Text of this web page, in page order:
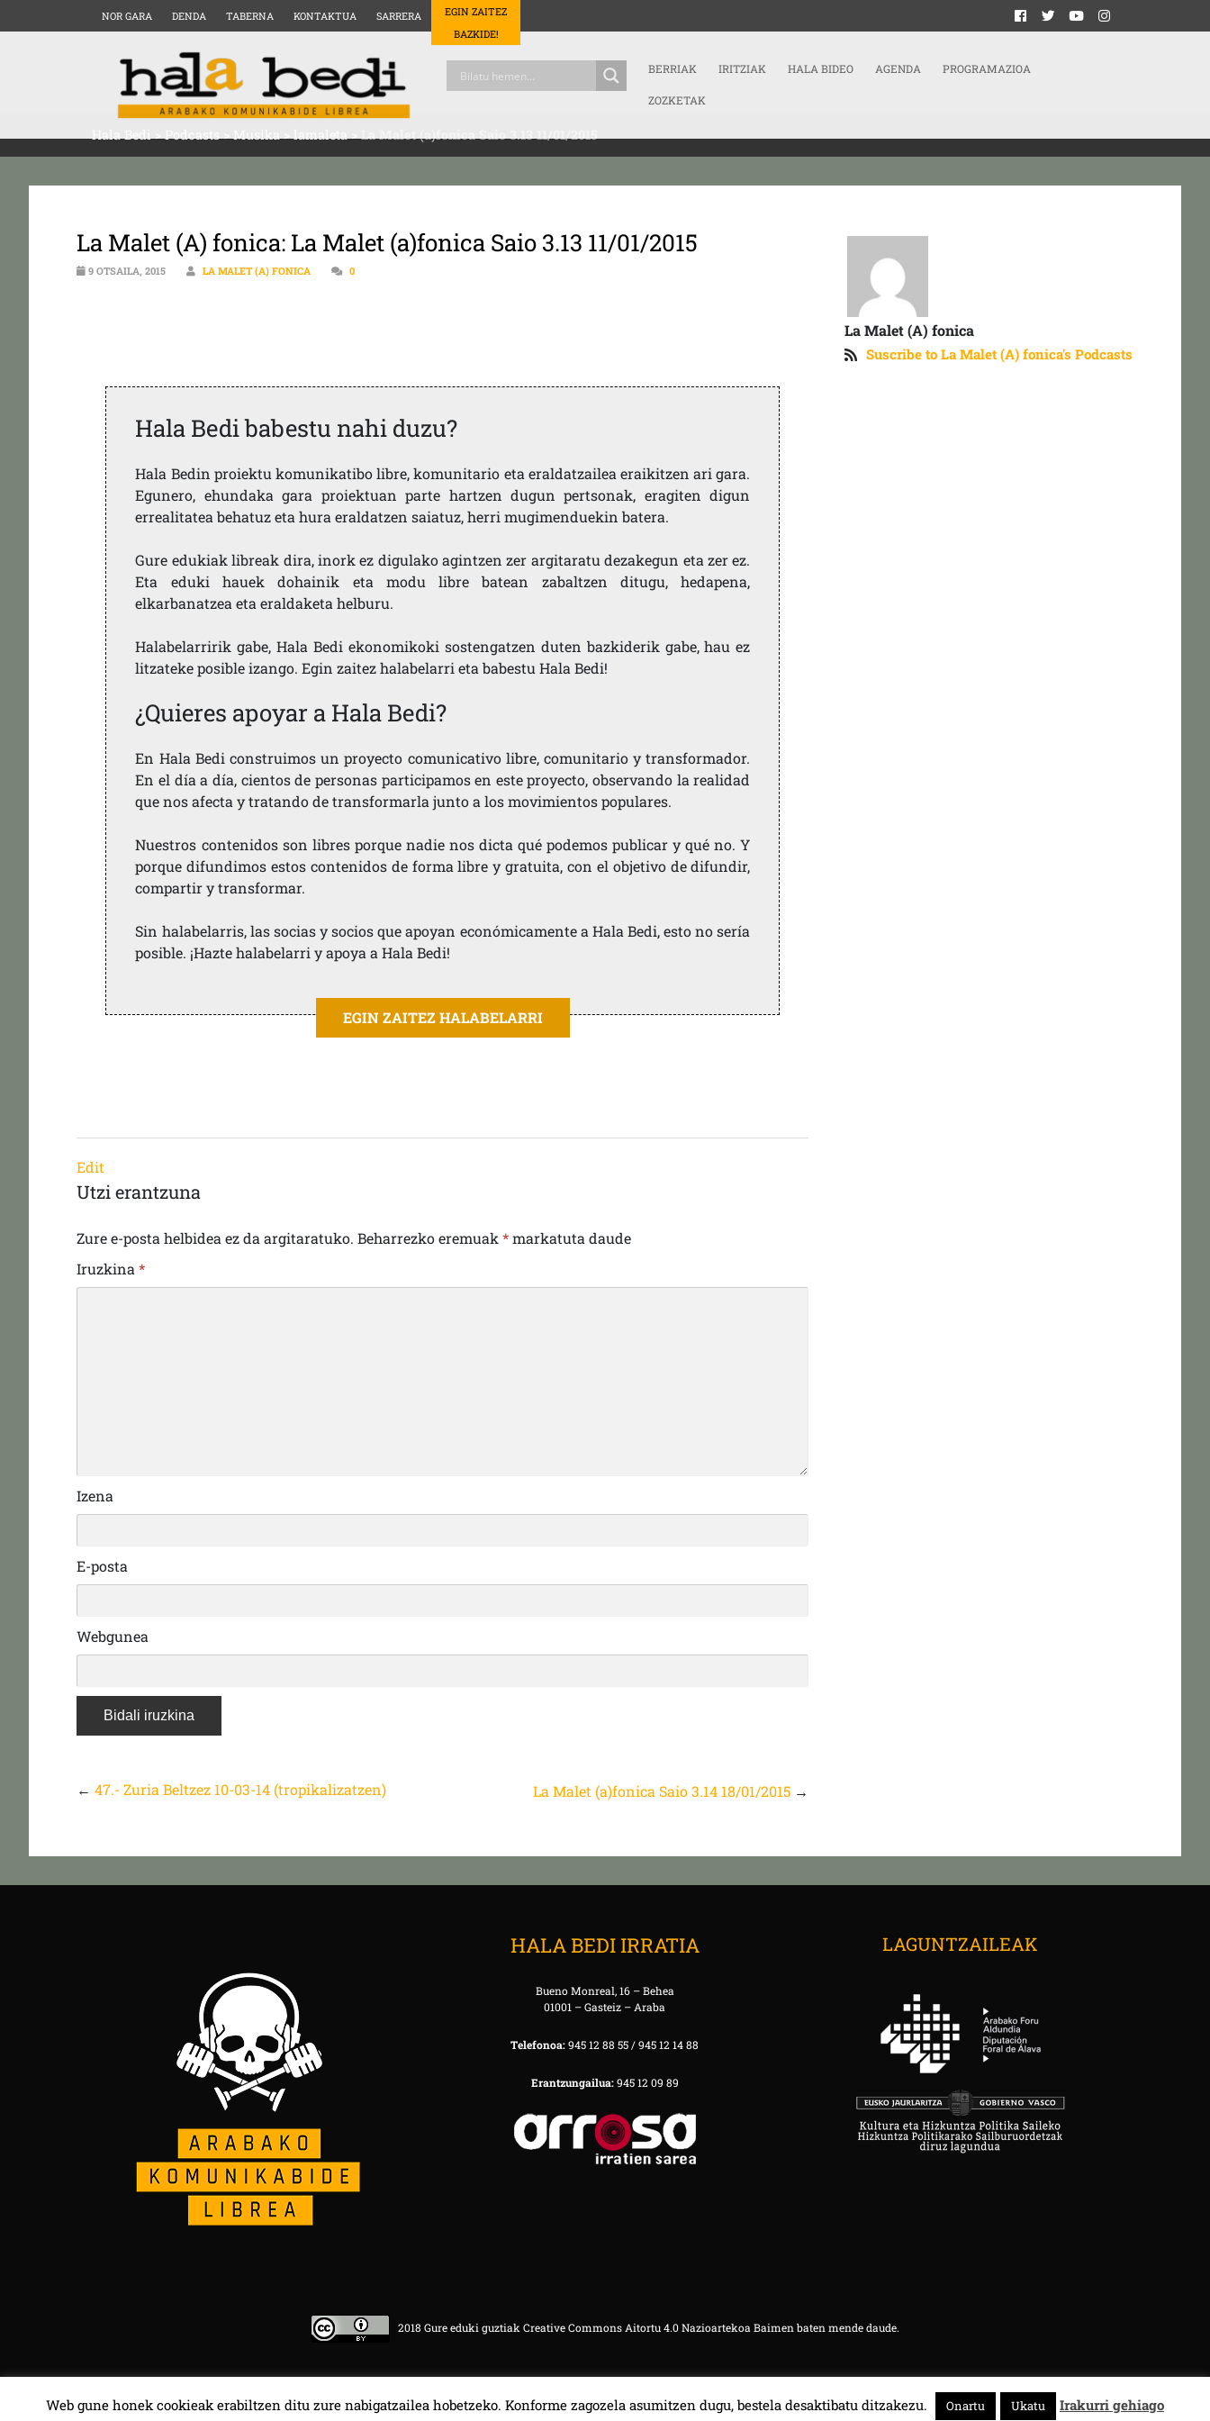
NOR GARA DENDA TABERNA KONTAKTUA SARRERA
EGIN ZAITEZ
BAZKIDE!
BERRIAK IRITZIAK HALA BIDEO AGENDA PROGRAMAZIOA
ZOZKETAK
Hala Bedi>Podcasts>Musika>lamaleta>La Malet (a)fonica Saio 3.13 11/01/2015
La Malet (A) fonica: La Malet (a)fonica Saio 3.13 11/01/2015
9 OTSAILA, 2015 LA MALET (A) FONICA 0
Hala Bedi babestu nahi duzu?
Hala Bedin proiektu komunikatibo libre, komunitario eta eraldatzailea eraikitzen ari gara.
Egunero, ehundaka gara proiektuan parte hartzen dugun pertsonak, eragiten digun
errealitatea behatuz eta hura eraldatzen saiatuz, herri mugimenduekin batera.
Gure edukiak libreak dira, inork ez digulako agintzen zer argitaratu dezakegun eta zer ez.
Eta eduki hauek dohainik eta modu libre batean zabaltzen ditugu, hedapena,
elkarbanatzea eta eraldaketa helburu.
Halabelarririk gabe, Hala Bedi ekonomikoki sostengatzen duten bazkiderik gabe, hau ez
litzateke posible izango. Egin zaitez halabelarri eta babestu Hala Bedi!
¿Quieres apoyar a Hala Bedi?
En Hala Bedi construimos un proyecto comunicativo libre, comunitario y transformador.
En el día a día, cientos de personas participamos en este proyecto, observando la realidad
que nos afecta y tratando de transformarla junto a los movimientos populares.
Nuestros contenidos son libres porque nadie nos dicta qué podemos publicar y qué no. Y
porque difundimos estos contenidos de forma libre y gratuita, con el objetivo de difundir,
compartir y transformar.
Sin halabelarris, las socias y socios que apoyan económicamente a Hala Bedi, esto no sería
posible. ¡Hazte halabelarri y apoya a Hala Bedi!
EGIN ZAITEZ HALABELARRI
Edit
Utzi erantzuna
Zure e-posta helbidea ez da argitaratuko. Beharrezko eremuak*markatuta daude
Iruzkina*
Izena
E-posta
Webgunea
←47.- Zuria Beltzez 10-03-14 (tropikalizatzen) La Malet (a)fonica Saio 3.14 18/01/2015 →
La Malet (A) fonica
Suscribe to La Malet (A) fonica's Podcasts
HALA BEDI IRRATIA
Bueno Monreal, 16 – Behea
01001 – Gasteiz – Araba
Telefonoa:945 12 88 55 / 945 12 14 88
Erantzungailua:945 12 09 89
LAGUNTZAILEAK
2018 Gure eduki guztiak Creative Commons Aitortu 4.0 Nazioartekoa Baimen baten mende daude.
HALA BEDI BAT 107.4 MHz. 00:00 00:00
Web gune honek cookieak erabiltzen ditu zure nabigatzailea hobetzeko. Konforme zagozela asumitzen dugu, bestela desaktibatu ditzakezu. Onartu Ukatu Irakurri gehiago